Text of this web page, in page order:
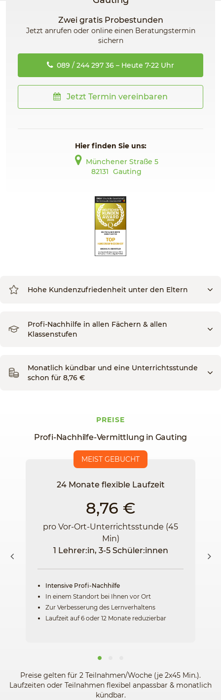
Zwei gratis Probestunden
Jetzt anrufen oder online einen Beratungstermin
sichern
089 / 244 297 36 – Heute 7-22 Uhr
Jetzt Termin vereinbaren
Hier finden Sie uns:
Münchener Straße 5
82131 Gauting
Hohe Kundenzufriedenheit unter den Eltern
Profi-Nachhilfe in allen Fächern & allen
Klassenstufen
Monatlich kündbar und eine Unterrichtsstunde
schon für 8,76 €
PREISE
Profi-Nachhilfe-Vermittlung in Gauting
MEIST GEBUCHT
24 Monate flexible Laufzeit
8,76 €
pro Vor-Ort-Unterrichtsstunde (45
Min)
1 Lehrer:in, 3-5 Schüler:innen
Intensive Profi-Nachhilfe
In einem Standort bei Ihnen vor Ort
Zur Verbesserung des Lernverhaltens
Laufzeit auf 6 oder 12 Monate reduzierbar
Preise gelten für 2 Teilnahmen/Woche (je 2x45 Min.).
Laufzeiten oder Teilnahmen flexibel anpassbar & monatlich
kündbar.